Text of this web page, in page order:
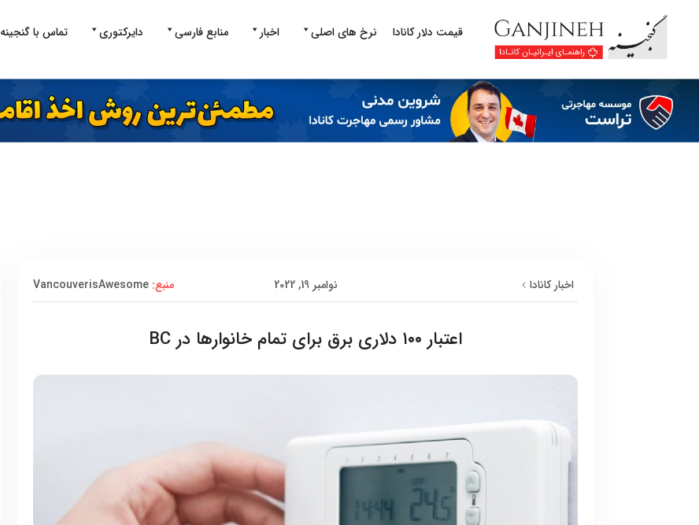
قیمت دلار کانادا نرخ های اصلی اخبار منابع فارسی دایرکتوری تماس با گنجینه
اخبار کانادا نوامبر 19, 2022 منبع: VancouverisAwesome
اعتبار ۱۰۰ دلاری برق برای تمام خانوارها در BC